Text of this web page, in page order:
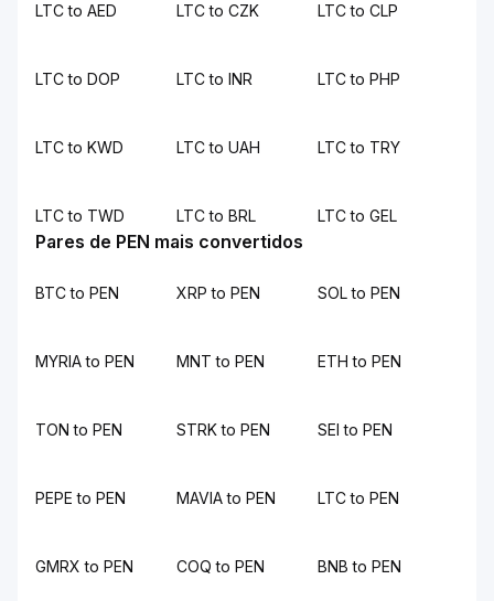
LTC to AED LTC to CZK LTC to CLP
LTC to DOP LTC to INR LTC to PHP
LTC to KWD LTC to UAH LTC to TRY
LTC to TWD LTC to BRL LTC to GEL
Pares de PEN mais convertidos
BTC to PEN XRP to PEN SOL to PEN
MYRIA to PEN MNT to PEN ETH to PEN
TON to PEN STRK to PEN SEI to PEN
PEPE to PEN MAVIA to PEN LTC to PEN
GMRX to PEN COQ to PEN BNB to PEN